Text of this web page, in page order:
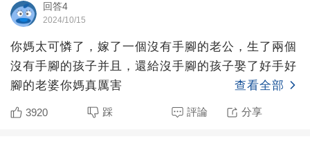
回答4
2024/10/15
你媽太可憐了，嫁了一個沒有手腳的老公，生了兩個
沒有手腳的孩子并且，還給沒手腳的孩子娶了好手好
腳的老婆你媽真厲害
查看全部
3920 踩 評論 分享